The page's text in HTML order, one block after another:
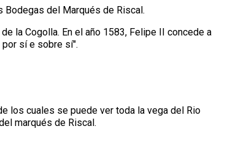
Bodegas del Marqués de Riscal.
la Cogolla. En el año 1583, Felipe II concede a
sí e sobre sí".
los cuales se puede ver toda la vega del Rio
marqués de Riscal.